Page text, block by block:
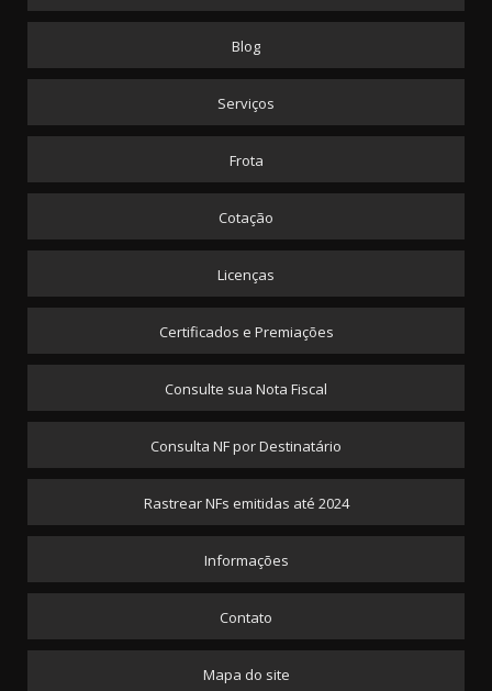
Blog
Serviços
Frota
Cotação
Licenças
Certificados e Premiações
Consulte sua Nota Fiscal
Consulta NF por Destinatário
Rastrear NFs emitidas até 2024
Informações
Contato
Mapa do site